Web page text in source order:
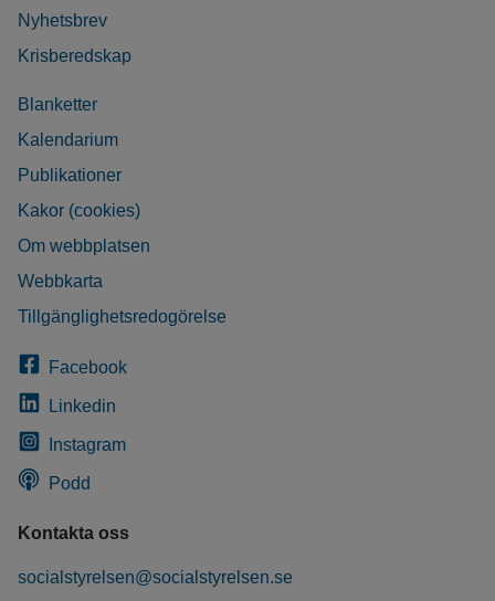
Nyhetsbrev
Krisberedskap
Blanketter
Kalendarium
Publikationer
Kakor (cookies)
Om webbplatsen
Webbkarta
Tillgänglighetsredogörelse
Facebook
Linkedin
Instagram
Podd
Kontakta oss
socialstyrelsen@socialstyrelsen.se